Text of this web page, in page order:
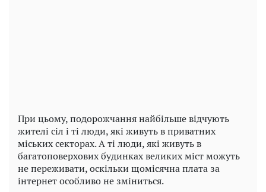
При цьому, подорожчання найбільше відчують
жителі сіл і ті люди, які живуть в приватних
міських секторах. А ті люди, які живуть в
багатоповерхових будинках великих міст можуть
не переживати, оскільки щомісячна плата за
інтернет особливо не зміниться.